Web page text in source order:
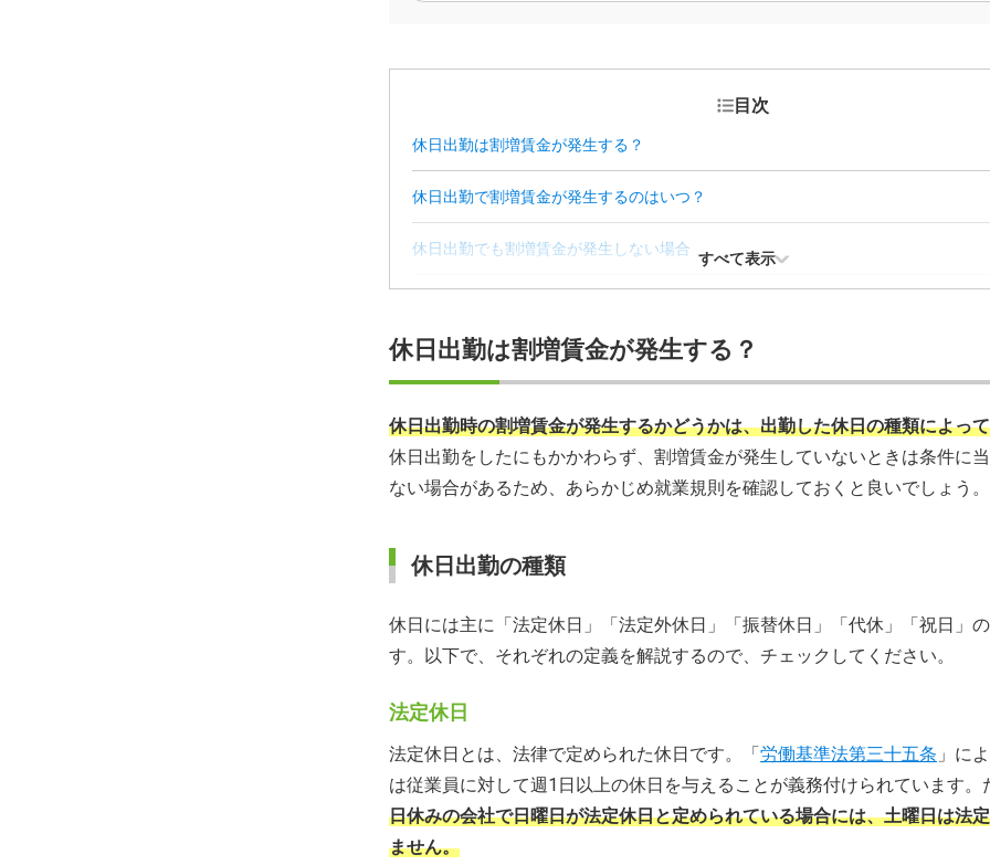
目次
休日出勤は割増賃金が発生する？
休日出勤で割増賃金が発生するのはいつ？
休日出勤でも割増賃金が発生しない場合
休日出勤がない仕事に転職したい場合はプロに相談しよう
すべて表示
休日出勤は割増賃金が発生する？
休日出勤時の割増賃金が発生するかどうかは、出勤した休日の種類によっ
休日出勤をしたにもかかわらず、割増賃金が発生していないときは条件に
ない場合があるため、あらかじめ就業規則を確認しておくと良いでしょう。
休日出勤の種類
休日には主に「法定休日」「法定外休日」「振替休日」「代休」「祝日」
す。以下で、それぞれの定義を解説するので、チェックしてください。
法定休日
法定休日とは、法律で定められた休日です。「労働基準法第三十五条 」に
は従業員に対して週1日以上の休日を与えることが義務付けられています。
日休みの会社で日曜日が法定休日と定められている場合には、土曜日は法
ません。